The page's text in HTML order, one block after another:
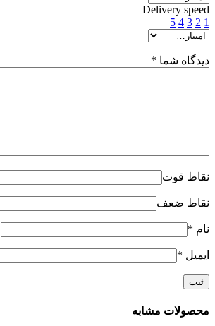
Delivery speed
1
2
3
4
5
دیدگاه شما *
نقاط قوت
نقاط ضعف
نام *
ایمیل *
محصولات مشابه